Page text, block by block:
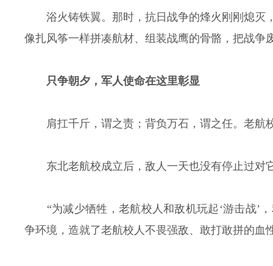
浴火铸铁翼。那时，抗日战争的烽火刚刚熄灭
像扎风筝一样拼凑航材、组装战鹰的骨骼，把战
只争朝夕，军人使命在这里彰显
肩扛千斤，谓之责；背负万石，谓之任。老
东北老航校成立后，敌人一天也没有停止过对
“为减少牺牲，老航校人和敌机玩起‘游击战’
争环境，造就了老航校人不畏强敌、敢打敢拼的血